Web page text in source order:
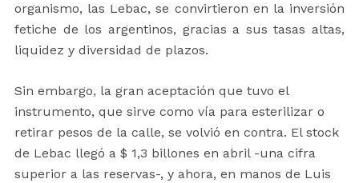
organismo, las Lebac, se convirtieron en la inversión
fetiche de los argentinos, gracias a sus tasas altas,
liquidez y diversidad de plazos.
Sin embargo, la gran aceptación que tuvo el
instrumento, que sirve como vía para esterilizar o
retirar pesos de la calle, se volvió en contra. El stock
de Lebac llegó a $ 1,3 billones en abril -una cifra
superior a las reservas-, y ahora, en manos de Luis